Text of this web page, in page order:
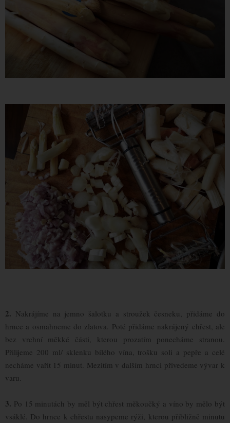
2. Nakrájíme na jemno šalotku a stroužek česneku, přidáme do
hrnce a osmahneme do zlatova. Poté přidáme nakrájený chřest, ale
bez vrchní měkké části, kterou prozatím ponecháme stranou.
Přilijeme 200 ml/ sklenku bílého vína, trošku soli a pepře a celé
necháme vařit 15 minut. Mezitím v dalším hrnci přivedeme vývar k
varu.
3. Po 15 minutách by měl být chřest měkoučký a víno by mělo být
vsáklé. Do hrnce k chřestu nasypeme rýži, kterou přibližně minutu